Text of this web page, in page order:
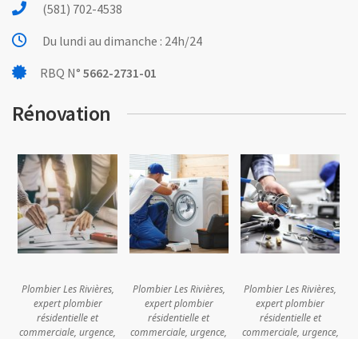
(581) 702-4538
Du lundi au dimanche : 24h/24
RBQ N° 5662-2731-01
Rénovation
Plombier Les Rivières,
expert plombier
résidentielle et
commerciale, urgence,
Plombier Les Rivières,
expert plombier
résidentielle et
commerciale, urgence,
Plombier Les Rivières,
expert plombier
résidentielle et
commerciale, urgence,